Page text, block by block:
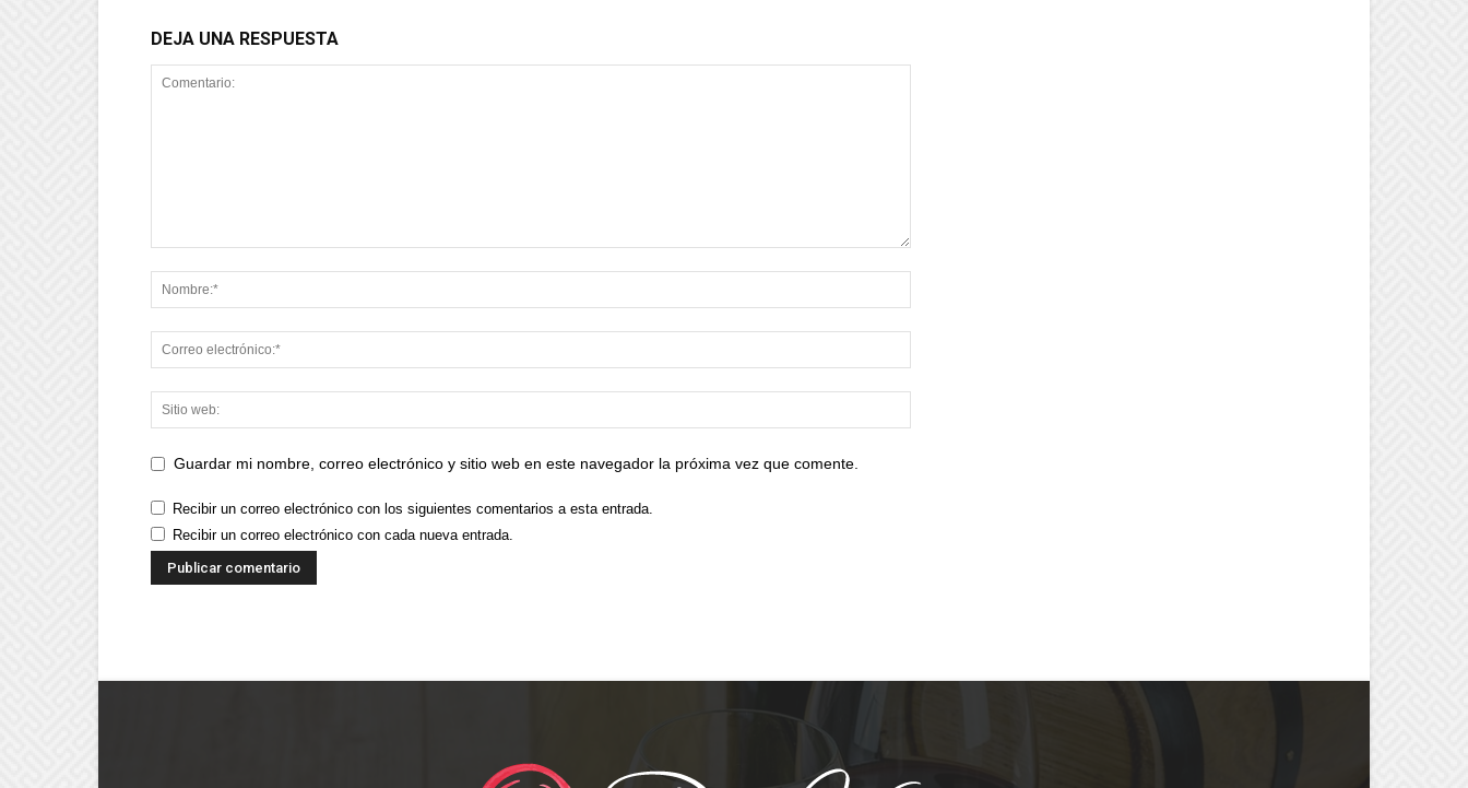
DEJA UNA RESPUESTA
Guardar mi nombre, correo electrónico y sitio web en este navegador la próxima vez que comente.
Recibir un correo electrónico con los siguientes comentarios a esta entrada.
Recibir un correo electrónico con cada nueva entrada.